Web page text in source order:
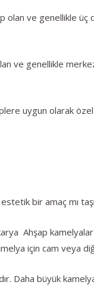
olan ve genellikle
ve genellikle
uygun olarak
bir amaç mı
Ahşap
için cam veya
Daha büyük